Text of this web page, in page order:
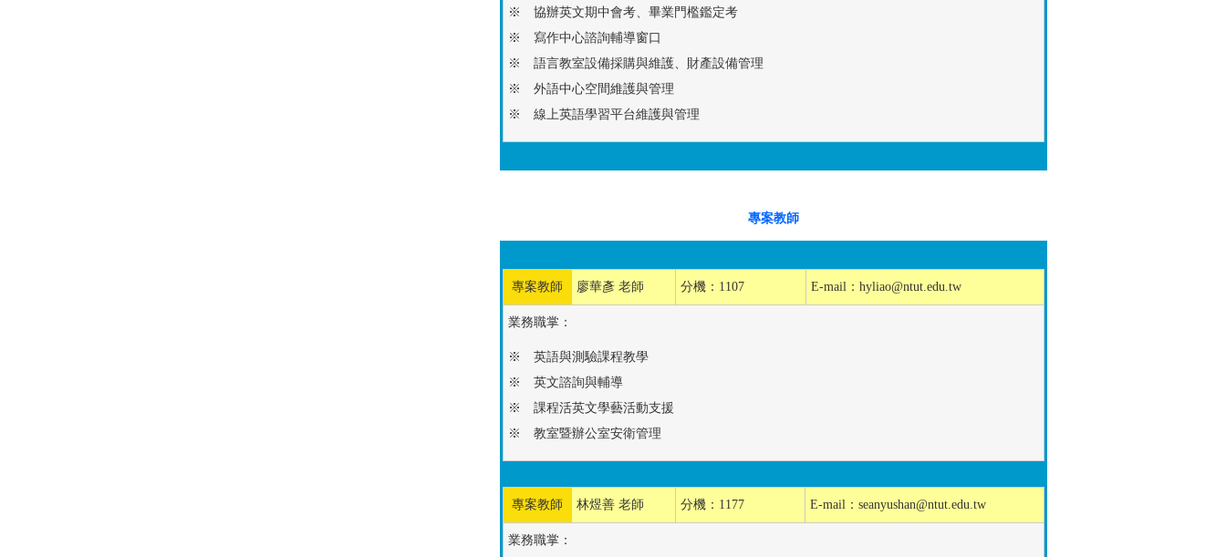
※ 協辦英文期中會考、畢業門檻鑑定考
※ 寫作中心諮詢輔導窗口
※ 語言教室設備採購與維護、財產設備管理
※ 外語中心空間維護與管理
※ 線上英語學習平台維護與管理
專案教師
專案教師 廖華彥 老師 分機：1107 E-mail： hyliao@ntut.edu.tw
業務職掌：
※ 英語與測驗課程教學
※ 英文諮詢與輔導
※ 課程活英文學藝活動支援
※ 教室暨辦公室安衛管理
專案教師 林煜善 老師 分機：1177 E-mail： seanyushan@ntut.edu.tw
業務職掌：